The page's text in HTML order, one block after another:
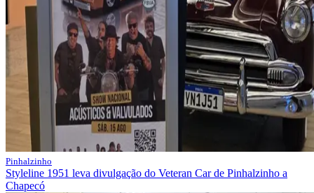
Pinhalzinho
Styleline 1951 leva divulgação do Veteran Car de Pinhalzinho a
Chapecó